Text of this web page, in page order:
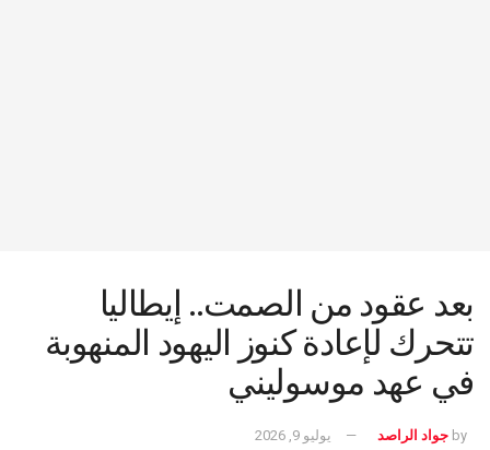
بعد عقود من الصمت.. إيطاليا
تتحرك لإعادة كنوز اليهود المنهوبة
في عهد موسوليني
by جواد الراصد يوليو 9, 2026